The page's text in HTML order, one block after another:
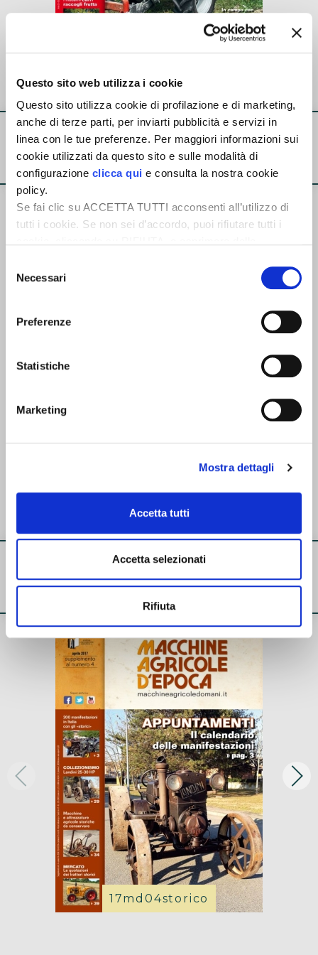
Questo sito web utilizza i cookie
Questo sito utilizza cookie di profilazione e di marketing,
anche di terze parti, per inviarti pubblicità e servizi in
linea con le tue preferenze. Per maggiori informazioni sui
cookie utilizzati da questo sito e sulle modalità di
configurazione clicca qui e consulta la nostra cookie
policy.
Se fai clic su ACCETTA TUTTI acconsenti all’utilizzo di
tutti i cookie. Se non sei d’accordo, puoi rifiutare tutti i
desideri accettare e cliccando ACCETTA SELEZIONATI.
delNecessari
Preferenze
Statistiche
Marketing
Mostra dettagli
Accetta tutti
Accetta selezionati
Rifiuta
MAD ATLANTE
22md07_DOVE_atlante
MAD SUPPLEMENTI
17md04storico